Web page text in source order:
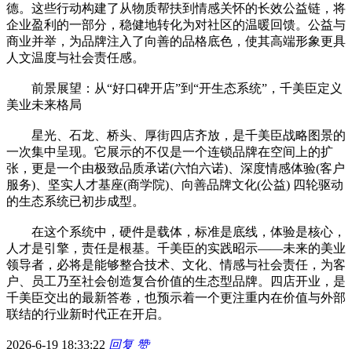
德。这些行动构建了从物质帮扶到情感关怀的长效公益链，将
企业盈利的一部分，稳健地转化为对社区的温暖回馈。公益与
商业并举，为品牌注入了向善的品格底色，使其高端形象更具
人文温度与社会责任感。
前景展望：从“好口碑开店”到“开生态系统”，千美臣定义
美业未来格局
星光、石龙、桥头、厚街四店齐放，是千美臣战略图景的
一次集中呈现。它展示的不仅是一个连锁品牌在空间上的扩
张，更是一个由极致品质承诺(六怕六诺)、深度情感体验(客户
服务)、坚实人才基座(商学院)、向善品牌文化(公益) 四轮驱动
的生态系统已初步成型。
在这个系统中，硬件是载体，标准是底线，体验是核心，
人才是引擎，责任是根基。千美臣的实践昭示——未来的美业
领导者，必将是能够整合技术、文化、情感与社会责任，为客
户、员工乃至社会创造复合价值的生态型品牌。四店开业，是
千美臣交出的最新答卷，也预示着一个更注重内在价值与外部
联结的行业新时代正在开启。
2026-6-19 18:33:22 回复 赞